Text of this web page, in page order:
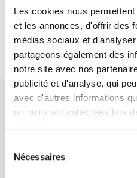
Les cookies nous
et les annonces, d'offrir des
médias sociaux et
partageons également des
notre site avec nos
publicité et d'analyse, qui
avec d'autres informations
ou qu'ils ont collectées lors
Nécessaires
Poursuivre ma sélection
Maison d'édition dédiée aux
Presses de Sciences Po